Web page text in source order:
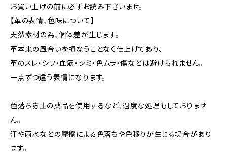
お買い上げの前に必ずお読み下さいませ。
【革の表情、色味について】
天然素材の為、個体差が生じます。
革本来の風合いを損なうことなく仕上げてあり、
革のスレ・シワ・血筋・シミ・色ムラ・傷などは避けられません。
一点ずつ違う表情になります。
色落ち防止の薬品を使用するなど、過度な処理もしておりませ
ん。
汗や雨水などの摩擦による色落ちや色移りが生じる場合があり
ます。